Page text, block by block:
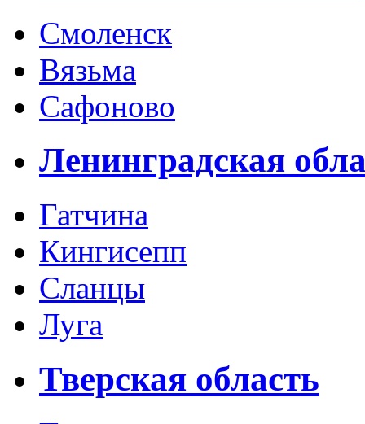
Смоленск
Вязьма
Сафоново
Ленинградская
Гатчина
Кингисепп
Сланцы
Луга
Тверская область